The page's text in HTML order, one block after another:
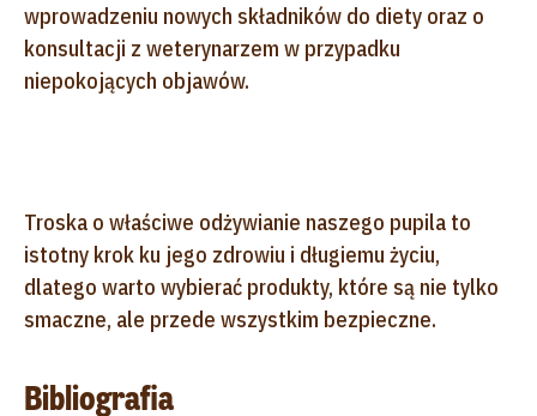
wprowadzeniu nowych składników do diety oraz o
konsultacji z weterynarzem w przypadku
niepokojących objawów.
Troska o właściwe odżywianie naszego pupila to
istotny krok ku jego zdrowiu i długiemu życiu,
dlatego warto wybierać produkty, które są nie tylko
smaczne, ale przede wszystkim bezpieczne.
Bibliografia